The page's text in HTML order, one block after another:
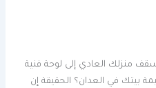
منزلك العادي إلى لوحة فنية
بيتك في العدان؟ الحقيقة إن